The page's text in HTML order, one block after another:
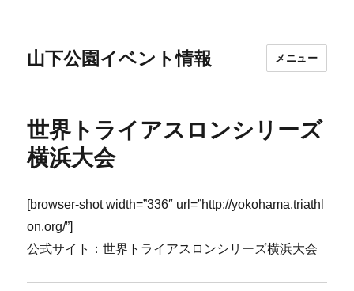
山下公園イベント情報 メニュー
世界トライアスロンシリーズ
横浜大会
[browser-shot width=”336″ url=”http://yokohama.triathl
on.org/”]
公式サイト：世界トライアスロンシリーズ横浜大会